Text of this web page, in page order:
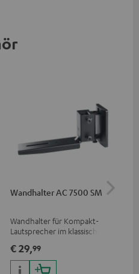
Wandhalter AC 7500 SM
Wandhalter für Kompakt-
Lautsprecher im klassischen
Dipole
€ 29,99